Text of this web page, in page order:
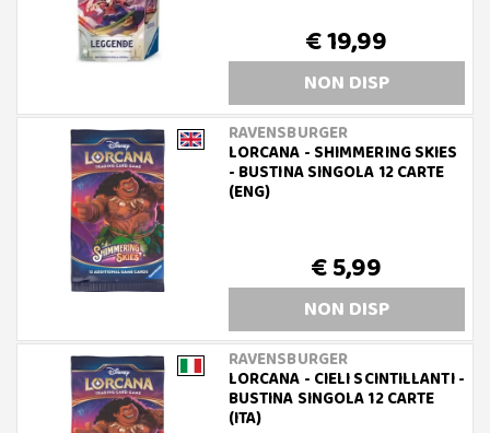
€ 19,99
NON DISP
RAVENSBURGER
LORCANA - SHIMMERING SKIES
- BUSTINA SINGOLA 12 CARTE
(ENG)
€ 5,99
NON DISP
RAVENSBURGER
LORCANA - CIELI SCINTILLANTI -
BUSTINA SINGOLA 12 CARTE
(ITA)